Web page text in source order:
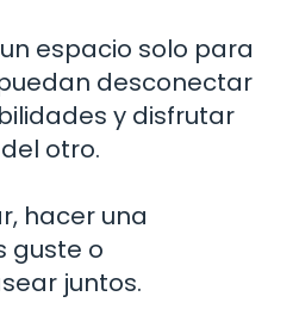
espacio solo para
desconectar
y disfrutar
otro.
hacer una
guste o
juntos.